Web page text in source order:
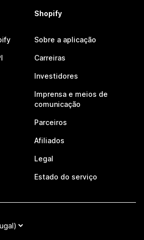
Shopify
Sobre a aplicação
Carreiras
Investidores
Imprensa e meios de
comunicação
Parceiros
Afiliados
Legal
Estado do serviço